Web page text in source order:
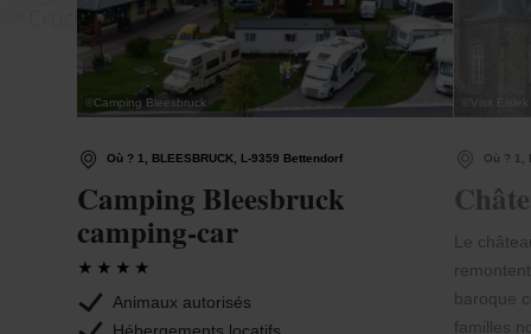
©Camping Bleesbruck
Où ? 1, BLEESBRUCK, L-9359 Bettendorf
Camping Bleesbruck
camping-car
Animaux autorisés
Visit Éislek
Où ? 1,
Le
baroque
familles